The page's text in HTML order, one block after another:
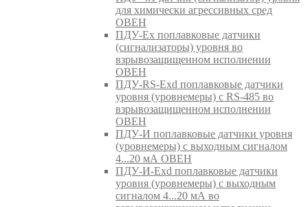
для химически агрессивных сред
ОВЕН
ПДУ-Ex поплавковые датчики
(сигнализаторы) уровня во
взрывозащищенном исполнении
ОВЕН
ПДУ-RS-Exd поплавковые датчики
уровня (уровнемеры) с RS-485 во
взрывозащищенном исполнении
ОВЕН
ПДУ-И поплавковые датчики уровня
(уровнемеры) с выходным сигналом
4...20 мА ОВЕН
ПДУ-И-Exd поплавковые датчики
уровня (уровнемеры) с выходным
сигналом 4...20 мА во